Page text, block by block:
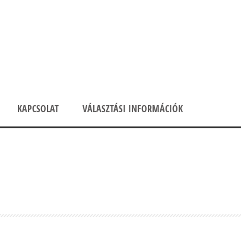
KAPCSOLAT VÁLASZTÁSI INFORMÁCIÓK